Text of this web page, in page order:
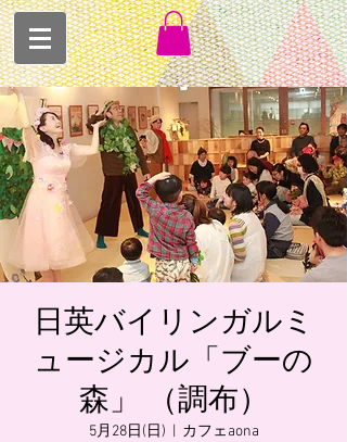
日英バイリンガルミ
ュージカル「ブーの
森」 （調布）
5月28日(日) カフェaona